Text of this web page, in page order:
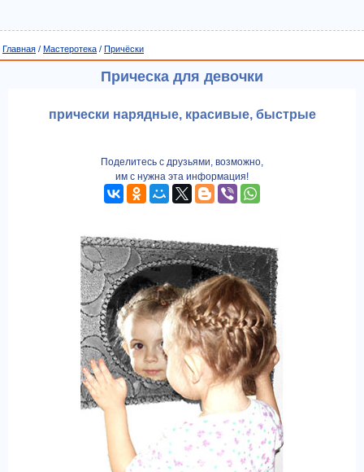
Главная / Мастеротека / Причёски
Прическа для девочки
прически нарядные, красивые, быстрые
Поделитесь с друзьями, возможно,
им с нужна эта информация!